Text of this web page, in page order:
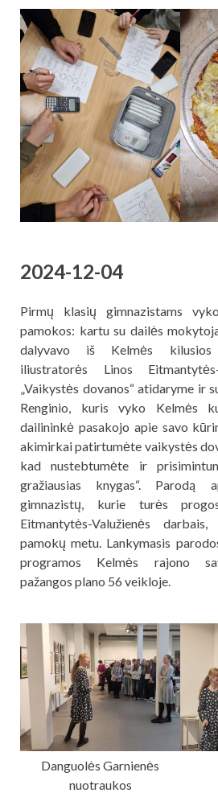
2024-12-04
Pirmų klasių gimnazistams
pamokos: kartu su dailės
dalyvavo iš Kelmės kilusios
iliustratorės Linos
„Vaikystės dovanos“ atidaryme ir
Renginio, kuris vyko Kelmės
dailininkė pasakojo apie savo
akimirkai patirtumėte vaikystės
kad nustebtumėte ir
gražiausias knygas“. Parodą
gimnazistų, kurie turės
Eitmantytės-Valužienės
pamokų metu. Lankymasis
programos Kelmės rajono
pažangos plano 56 veikloje.
Danguolės Garnienės
nuotraukos